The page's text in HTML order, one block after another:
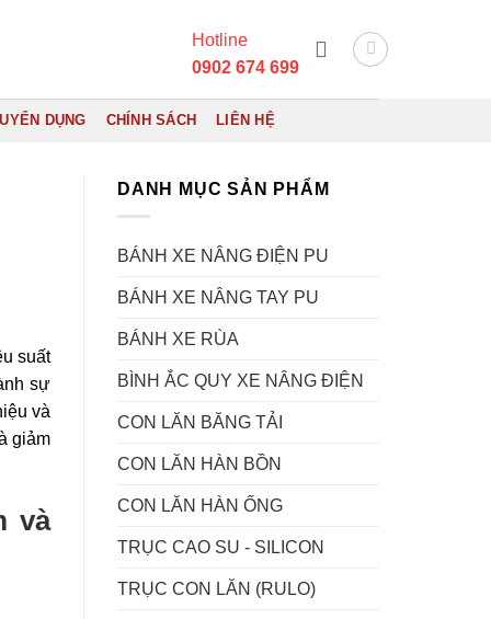
Hotline
0902 674 699
DỤNG CHÍNH SÁCH LIÊN HỆ
suất
sự
và
giảm
và
DANH MỤC SẢN PHẨM
BÁNH XE NÂNG ĐIỆN PU
BÁNH XE NÂNG TAY PU
BÁNH XE RÙA
BÌNH ẮC QUY XE NÂNG ĐIỆN
CON LĂN BĂNG TẢI
CON LĂN HÀN BỒN
CON LĂN HÀN ỐNG
TRỤC CAO SU - SILICON
TRỤC CON LĂN (RULO)